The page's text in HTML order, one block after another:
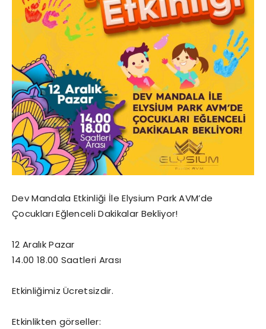
Dev Mandala Etkinliği İle Elysium Park AVM’de
Çocukları Eğlenceli Dakikalar Bekliyor!
12 Aralık Pazar
14.00 18.00 Saatleri Arası
Etkinliğimiz Ücretsizdir.
Etkinlikten görseller: